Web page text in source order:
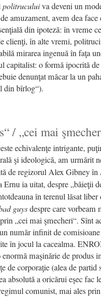
politruculuiva deveni un
amuzament, avem de­a
din ipoteză: în vreme
clienţi, în alte vremi,
mirarea ingenuă în faţa
capitalist: o formă ipocrită
denunţat măcar la un
din bîrlog“).
/ „cei mai
echivalenţe intrigante,
şi ideologică, am urmărit
de regizorul Alex Gibney în
Ernu i­a uitat, despre „băieţii
în terenul lăsat
guysdespre care vorbeam
„cei mai şmecheri“. Sînt
număr infinit de
în jocul la cacealma.
maşinărie de produs
de corporaţie (alea de
absolută a oricărui eşec fac
comunist, mai ales